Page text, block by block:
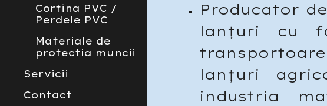
Cortina PVC /
Perdele PVC
Materiale de
protectia muncii
Servicii
Contact
Producator
lanțuri cu
lanțuri
industria